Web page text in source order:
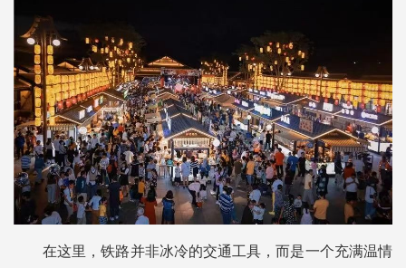
在这里，铁路并非冰冷的交通工具，而是一个充满温情